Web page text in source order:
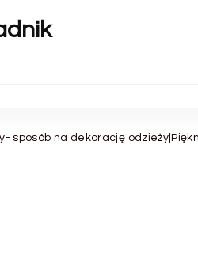
sposób na dekorację